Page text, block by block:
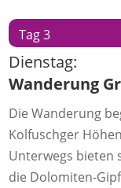
Tag 3
Dienstag:
Wanderung
Die Wanderung
Kolfuschger
Unterwegs bieten
die Dolomiten-